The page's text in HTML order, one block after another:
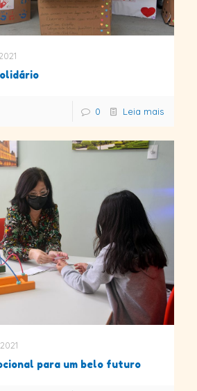
0 Leia mais
para um belo futuro